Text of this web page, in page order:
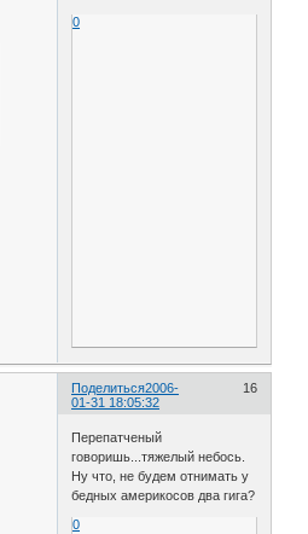
0
Поделиться 16
2006-
01-31 18:05:32
Перепатченый
говоришь...тяжелый небось.
Ну что, не будем отнимать у
бедных америкосов два гига?
0